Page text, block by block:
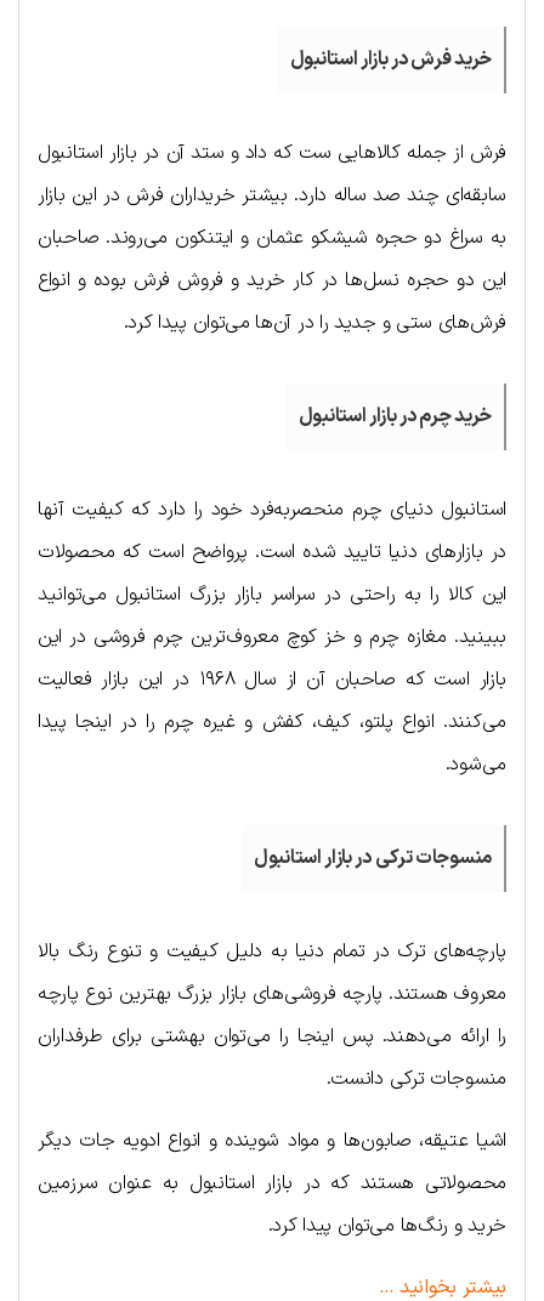
خرید فرش در بازار استانبول
فرش از جمله کالاهایی ست که داد و ستد آن در بازار استانبول
سابقه‌ای چند صد ساله دارد. بیشتر خریداران فرش در این بازار
به سراغ دو حجره شیشکو عثمان و ایتنکون می‌روند. صاحبان
این دو حجره نسل‌ها در کار خرید و فروش فرش بوده و انواع
فرش‌های ستی و جدید را در آن‌ها می‌توان پیدا کرد.
خرید چرم در بازار استانبول
استانبول دنیای چرم منحصربه‌فرد خود را دارد که کیفیت آ‌نها
در بازارهای دنیا تایید شده است. پرواضح است که محصولات
این کالا را به راحتی در سراسر بازار بزرگ استانبول می‌توانید
ببینید. مغازه چرم و خز کوچ معروف‌ترین چرم فروشی در این
بازار است که صاحبان آن از سال ۱۹۶۸ در این بازار فعالیت
می‌کنند. انواع پلتو، کیف، کفش و غیره چرم را در اینجا پیدا
می‌شود.
منسوجات ترکی در بازار استانبول
پارچه‌های ترک در تمام دنیا به دلیل کیفیت و تنوع رنگ بالا
معروف هستند. پارچه فروشی‌های بازار بزرگ بهترین نوع پارچه
را ارائه می‌دهند. پس اینجا را می‌توان بهشتی برای طرفداران
منسوجات ترکی دانست.
اشیا عتیقه، صابون‌ها و مواد شوینده و انواع ادویه جات دیگر
محصولاتی هستند که در بازار استانبول به عنوان سرزمین
خرید و رنگ‌ها می‌توان پیدا کرد.
بیشتر بخوانید …